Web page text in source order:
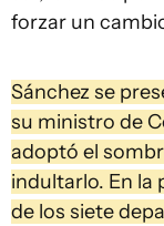
forzar un
Sánchez se
su ministro de
adoptó el
indultarlo. En la
de los siete